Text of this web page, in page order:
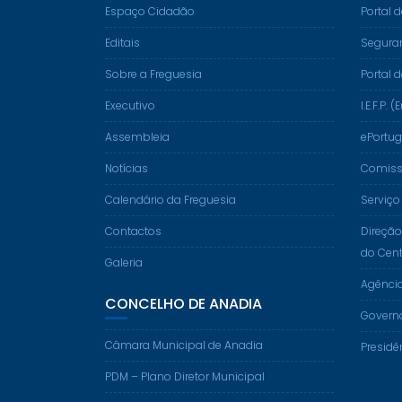
Espaço Cidadão
Editais
Sobre a Freguesia
Executivo
Assembleia
Notícias
Calendário da Freguesia
Contactos
Galeria
CONCELHO DE ANADIA
Câmara Municipal de Anadia
PDM – Plano Diretor Municipal
Portal
Portal
I.E.F.P.
do